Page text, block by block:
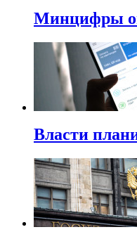
Минцифры
Власти